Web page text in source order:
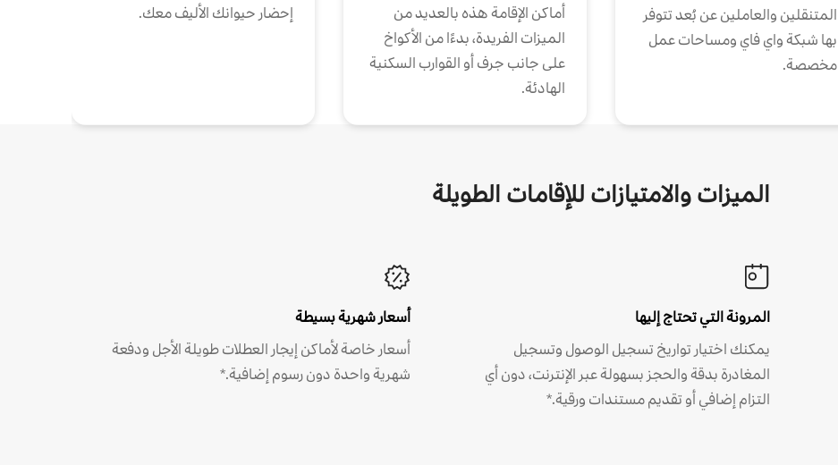
المتنقلين والعاملين عن بُعد تتوفر
بها شبكة واي فاي ومساحات عمل
مخصصة.
أماكن الإقامة هذه بالعديد من
الميزات الفريدة، بدءًا من الأكواخ
على جانب جرف أو القوارب السكنية
الهادئة.
إحضار حيوانك الأليف معك.
الميزات والامتيازات للإقامات الطويلة
المرونة التي تحتاج إليها
يمكنك اختيار تواريخ تسجيل الوصول وتسجيل
المغادرة بدقة والحجز بسهولة عبر الإنترنت، دون أي
التزام إضافي أو تقديم مستندات ورقية.*
أسعار شهرية بسيطة
أسعار خاصة لأماكن إيجار العطلات طويلة الأجل ودفعة
شهرية واحدة دون رسوم إضافية.*